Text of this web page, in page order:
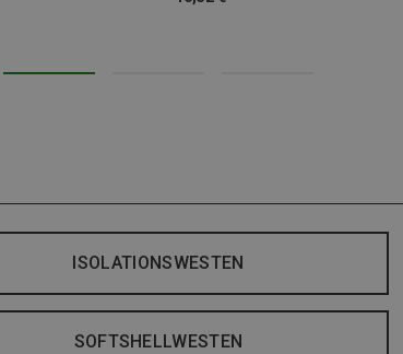
ISOLATIONSWESTEN
SOFTSHELLWESTEN